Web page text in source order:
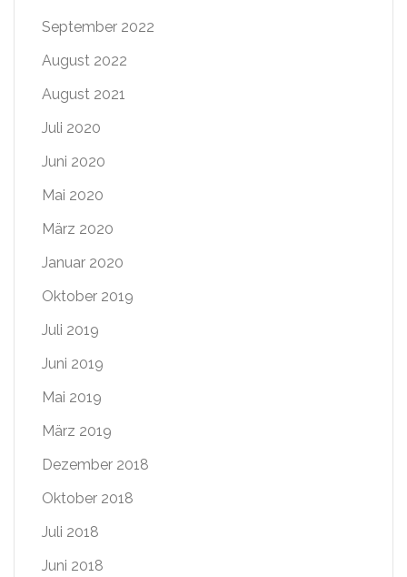
September 2022
August 2022
August 2021
Juli 2020
Juni 2020
Mai 2020
März 2020
Januar 2020
Oktober 2019
Juli 2019
Juni 2019
Mai 2019
März 2019
Dezember 2018
Oktober 2018
Juli 2018
Juni 2018